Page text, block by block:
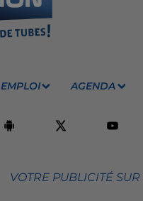
EMPLOI AGENDA
VOTRE PUBLICITÉ